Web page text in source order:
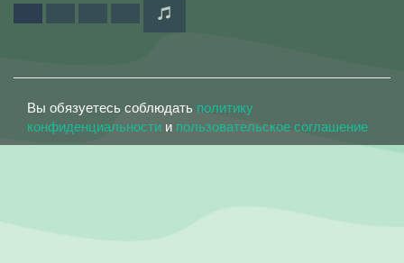
Вы обязуетесь соблюдать политику
конфиденциальности и пользовательское соглашение